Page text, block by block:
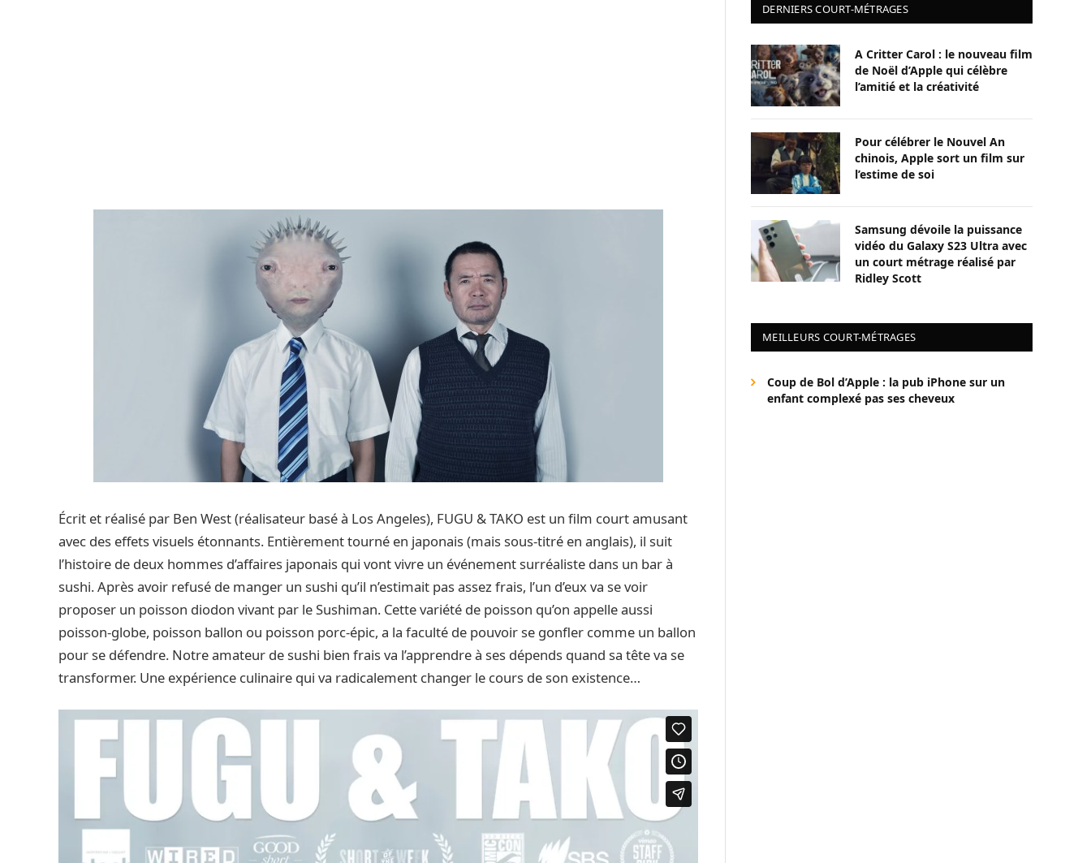
Écrit et réalisé par Ben West (réalisateur basé à Los Angeles), FUGU & TAKO est un film court amusant
avec des effets visuels étonnants. Entièrement tourné en japonais (mais sous-titré en anglais), il suit
l’histoire de deux hommes d’affaires japonais qui vont vivre un événement surréaliste dans un bar à
sushi. Après avoir refusé de manger un sushi qu’il n’estimait pas assez frais, l’un d’eux va se voir
proposer un poisson diodon vivant par le Sushiman. Cette variété de poisson qu’on appelle aussi
poisson-globe, poisson ballon ou poisson porc-épic, a la faculté de pouvoir se gonfler comme un ballon
pour se défendre. Notre amateur de sushi bien frais va l’apprendre à ses dépends quand sa tête va se
transformer. Une expérience culinaire qui va radicalement changer le cours de son existence…
DERNIERS COURT-MÉTRAGES
A Critter Carol : le nouveau film
de Noël d’Apple qui célèbre
l’amitié et la créativité
Pour célébrer le Nouvel An
chinois, Apple sort un film sur
l’estime de soi
Samsung dévoile la puissance
vidéo du Galaxy S23 Ultra avec
un court métrage réalisé par
Ridley Scott
MEILLEURS COURT-MÉTRAGES
Coup de Bol d’Apple : la pub iPhone sur un
enfant complexé pas ses cheveux